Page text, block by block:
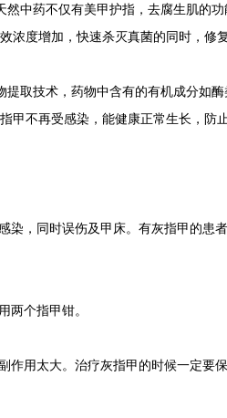
中药不仅有美甲护指，去腐生肌的功
浓度增加，快速杀灭真菌的同时，修复
取技术，药物中含有的有机成分如酶
甲不再受感染，能健康正常生长，防
，同时误伤及甲床。有灰指甲的患
个指甲钳。
用太大。治疗灰指甲的时候一定要保